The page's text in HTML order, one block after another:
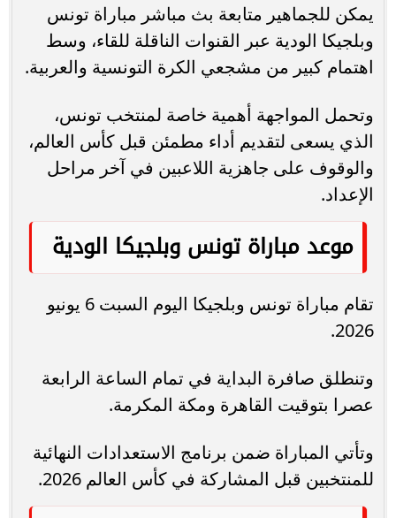
يمكن للجماهير متابعة بث مباشر مباراة تونس
وبلجيكا الودية عبر القنوات الناقلة للقاء، وسط
اهتمام كبير من مشجعي الكرة التونسية والعربية.
وتحمل المواجهة أهمية خاصة لمنتخب تونس،
الذي يسعى لتقديم أداء مطمئن قبل كأس العالم،
والوقوف على جاهزية اللاعبين في آخر مراحل
الإعداد.
موعد مباراة تونس وبلجيكا الودية
تقام مباراة تونس وبلجيكا اليوم السبت 6 يونيو
2026.
وتنطلق صافرة البداية في تمام الساعة الرابعة
عصرا بتوقيت القاهرة ومكة المكرمة.
وتأتي المباراة ضمن برنامج الاستعدادات النهائية
للمنتخبين قبل المشاركة في كأس العالم 2026.